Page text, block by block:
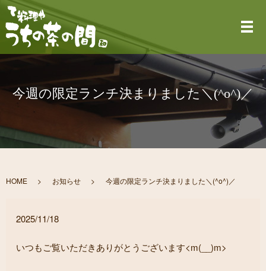
メ
今週の限定ランチ決まりました＼(^o^)／
HOME お知らせ 今週の限定ランチ決まりました＼(^o^)／
2025/11/18
いつもご覧いただきありがとうございます<m(__)m>